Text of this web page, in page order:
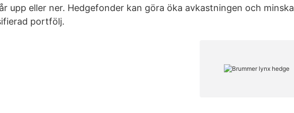
upp eller ner. Hedgefonder kan göra öka avkastningen och minska
portfölj.